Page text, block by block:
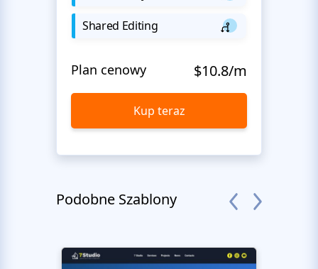
Shared Editing
Plan cenowy $10.8/m
Kup teraz
Podobne Szablony